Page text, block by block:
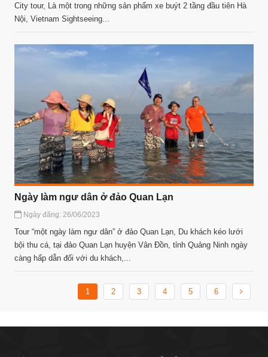
City tour, Là một trong những sản phẩm xe buýt 2 tầng đầu tiên Hà
Nội, Vietnam Sightseeing...
Ngày làm ngư dân ở đảo Quan Lạn
Ngày đăng: 26/06/2023
Tour “một ngày làm ngư dân” ở đảo Quan Lạn, Du khách kéo lưới
bội thu cá, tại đảo Quan Lạn huyện Vân Đồn, tỉnh Quảng Ninh ngày
càng hấp dẫn đối với du khách,...
1 2 3 4 5 6